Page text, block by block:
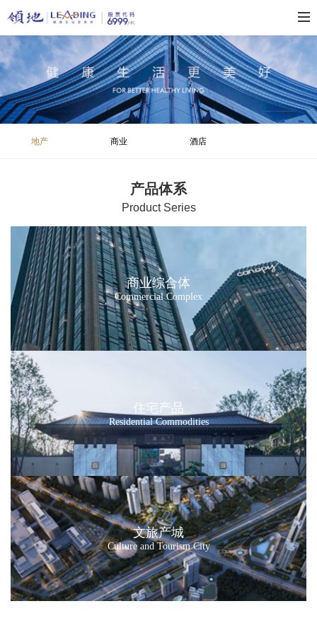
地产 商业 酒店
产品体系
Product Series
商业综合体
Commercial Complex
住宅产品
Residential Commodities
文旅产城
Culture and Tourism City